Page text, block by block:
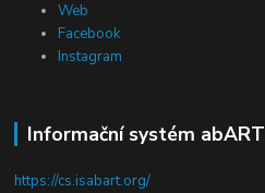
Web
Facebook
Instagram
Informační systém abART
https://cs.isabart.org/